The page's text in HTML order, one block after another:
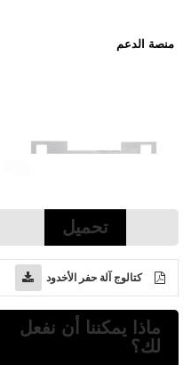
منصة الدعم
تحميل
كتالوج آلة حفر الأخدود
ماذا يمكننا أن نفعل
لك؟